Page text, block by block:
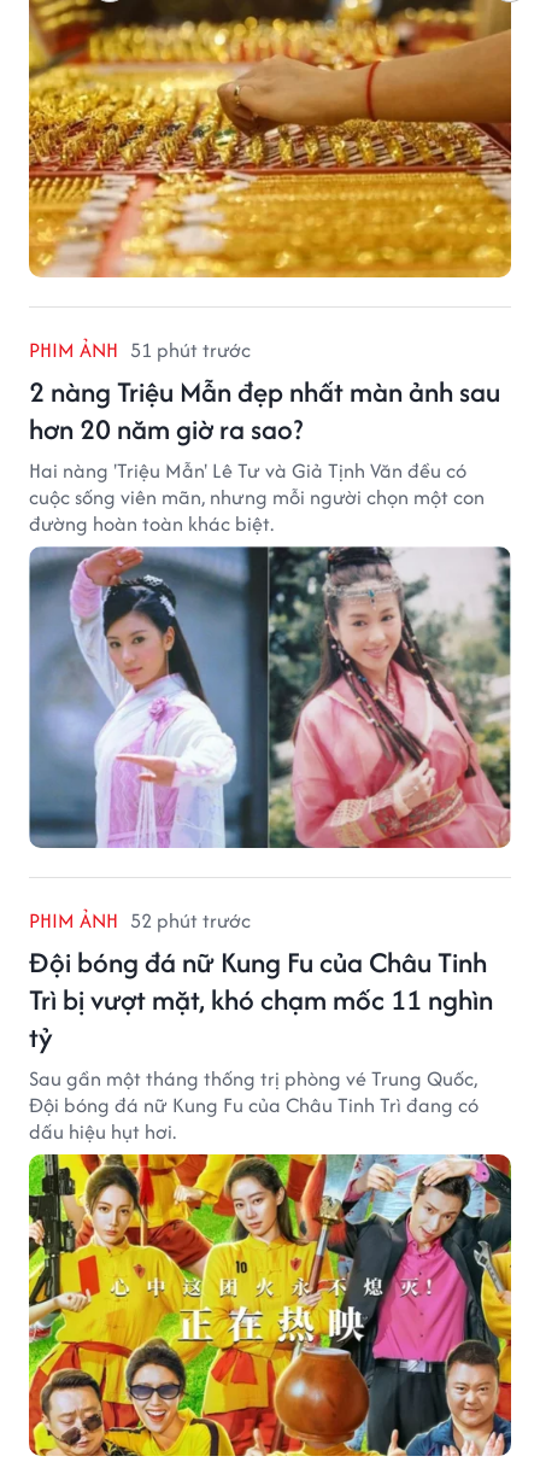
đỉnh mới.
PHIM ẢNH 51 phút trước
2 nàng Triệu Mẫn đẹp nhất màn ảnh sau
hơn 20 năm giờ ra sao?
Hai nàng 'Triệu Mẫn' Lê Tư và Giả Tịnh Văn đều có
cuộc sống viên mãn, nhưng mỗi người chọn một con
đường hoàn toàn khác biệt.
PHIM ẢNH 52 phút trước
Đội bóng đá nữ Kung Fu của Châu Tinh
Trì bị vượt mặt, khó chạm mốc 11 nghìn
tỷ
Sau gần một tháng thống trị phòng vé Trung Quốc,
Đội bóng đá nữ Kung Fu của Châu Tinh Trì đang có
dấu hiệu hụt hơi.